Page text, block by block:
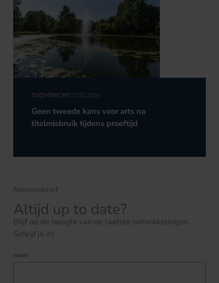
TUCHTRECHT27.03.2026
Geen tweede kans voor arts na
titelmisbruik tijdens proeftijd
Nieuwsbrief
Altijd up to date?
Blijf op de hoogte van de laatste ontwikkelingen.
Schrijf je in!
NAAM